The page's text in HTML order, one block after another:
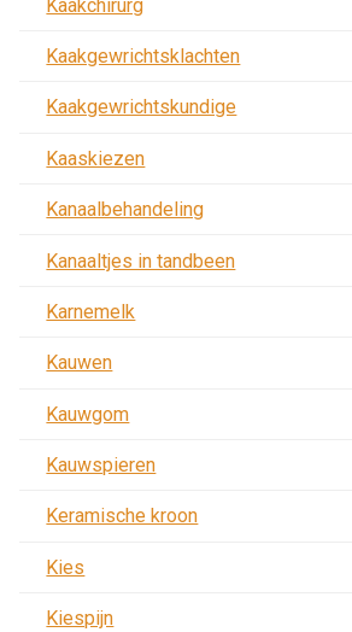
Kaakchirurg
Kaakgewrichtsklachten
Kaakgewrichtskundige
Kaaskiezen
Kanaalbehandeling
Kanaaltjes in tandbeen
Karnemelk
Kauwen
Kauwgom
Kauwspieren
Keramische kroon
Kies
Kiespijn